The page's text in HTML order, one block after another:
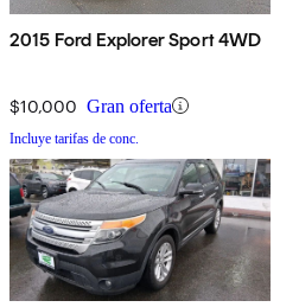
2015 Ford Explorer Sport 4WD
$10,000 Gran oferta
Incluye tarifas de conc.